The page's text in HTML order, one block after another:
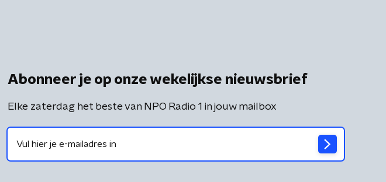
Abonneer je op onze wekelijkse nieuwsbrief
Elke zaterdag het beste van NPO Radio 1 in jouw mailbox